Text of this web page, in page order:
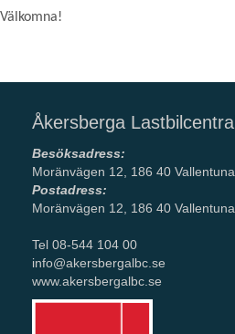
Välkomna!
Åkersberga Lastbilcentral
Besöksadress:
Moränvägen 12, 186 40 Vallentuna
Postadress:
Moränvägen 12, 186 40 Vallentuna
Tel 08-544 104 00
info@akersbergalbc.se
www.akersbergalbc.se